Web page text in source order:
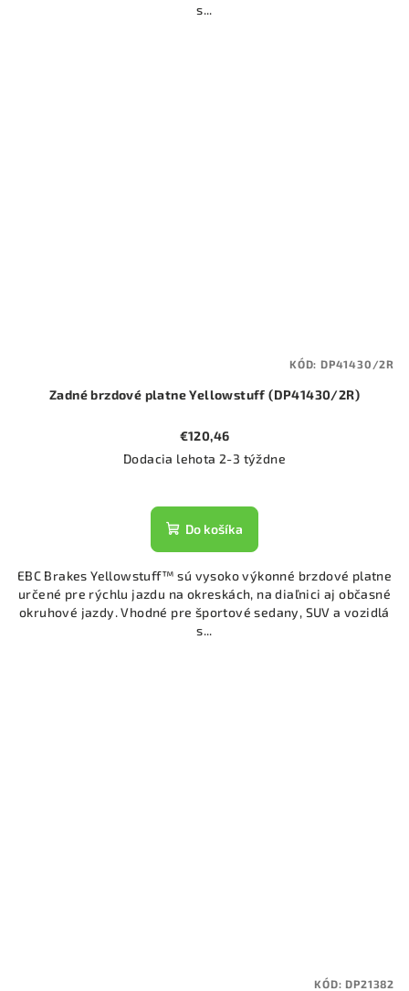
s...
Zadné brzdové platne Yellowstuff (DP41430/2R)
€120,46
Dodacia lehota 2-3 týždne
Do košíka
EBC Brakes Yellowstuff™ sú vysoko výkonné brzdové platne
určené pre rýchlu jazdu na okreskách, na diaľnici aj občasné
okruhové jazdy. Vhodné pre športové sedany, SUV a vozidlá
s...
KÓD: DP41430/2R
KÓD:DP21382